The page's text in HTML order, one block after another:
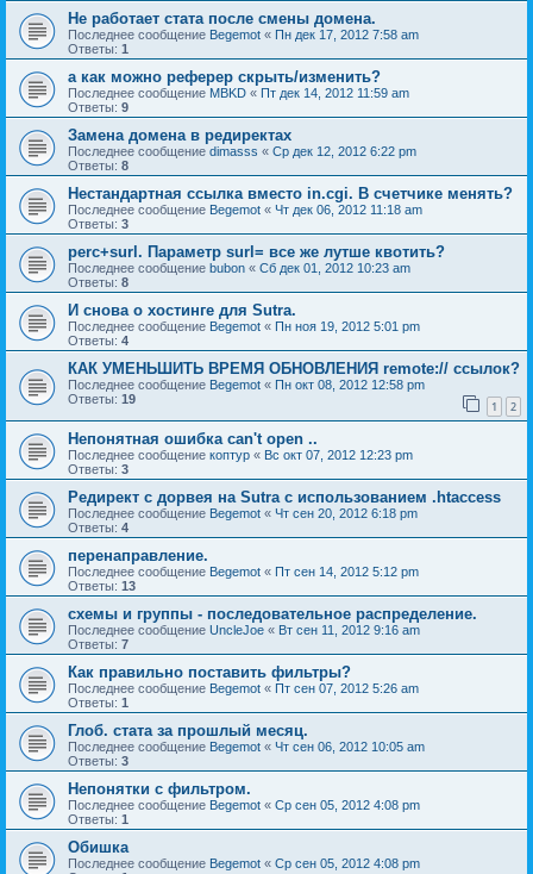
Не работает стата после смены домена.
Последнее сообщение Begemot « Пн дек 17, 2012 7:58 am
Ответы: 1
а как можно реферер скрыть/изменить?
Последнее сообщение MBKD « Пт дек 14, 2012 11:59 am
Ответы: 9
Замена домена в редиректах
Последнее сообщение dimasss « Ср дек 12, 2012 6:22 pm
Ответы: 8
Нестандартная ссылка вместо in.cgi. В счетчике менять?
Последнее сообщение Begemot « Чт дек 06, 2012 11:18 am
Ответы: 3
perc+surl. Параметр surl= все же лутше квотить?
Последнее сообщение bubon « Сб дек 01, 2012 10:23 am
Ответы: 8
И снова о хостинге для Sutra.
Последнее сообщение Begemot « Пн ноя 19, 2012 5:01 pm
Ответы: 4
КАК УМЕНЬШИТЬ ВРЕМЯ ОБНОВЛЕНИЯ remote:// ссылок?
Последнее сообщение Begemot « Пн окт 08, 2012 12:58 pm
Ответы: 19 1 2
Непонятная ошибка can't open ..
Последнее сообщение коптур « Вс окт 07, 2012 12:23 pm
Ответы: 3
Редирект с дорвея на Sutra с использованием .htaccess
Последнее сообщение Begemot « Чт сен 20, 2012 6:18 pm
Ответы: 4
перенаправление.
Последнее сообщение Begemot « Пт сен 14, 2012 5:12 pm
Ответы: 13
схемы и группы - последовательное распределение.
Последнее сообщение UncleJoe « Вт сен 11, 2012 9:16 am
Ответы: 7
Как правильно поставить фильтры?
Последнее сообщение Begemot « Пт сен 07, 2012 5:26 am
Ответы: 1
Глоб. стата за прошлый месяц.
Последнее сообщение Begemot « Чт сен 06, 2012 10:05 am
Ответы: 3
Непонятки с фильтром.
Последнее сообщение Begemot « Ср сен 05, 2012 4:08 pm
Ответы: 1
Обишка
Последнее сообщение Begemot « Ср сен 05, 2012 4:08 pm